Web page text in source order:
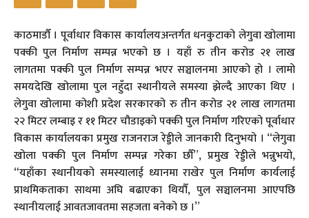
काठमाडौँ । पूर्वाधार विकास कार्यालयअन्तर्गत धनकुटाको लेगुवा खोलामा
पक्की पुल निर्माण सम्पन्न भएको छ । यहाँ रु तीन करोड २१ लाख
लागतमा पक्की पुल निर्माण सम्पन्न भएर सञ्चालनमा आएको हो । लामो
समयदेखि खोलामा पुल नहुँदा स्थानीयले समस्या झेल्दै आएका थिए ।
लेगुवा खोलामा कोशी प्रदेश सरकारको रु तीन करोड २१ लाख लागतमा
२२ मिटर लम्बाइ र ११ मिटर चौडाइको पक्की पुल निर्माण गरिएको पूर्वाधार
विकास कार्यालयका प्रमुख राजनराज रेड्डीले जानकारी दिनुभयो । “लेगुवा
खोला पक्की पुल निर्माण सम्पन्न गरेका छौँ”, प्रमुख रेड्डीले भन्नुभयो,
“यहाँका स्थानीयको समस्यालाई ध्यानमा राखेर पुल निर्माण कार्यलाई
प्राथमिकताका साथमा अघि बढाएका थियौँ, पुल सञ्चालनमा आएपछि
स्थानीयलाई आवतजावतमा सहजता बनेको छ ।”